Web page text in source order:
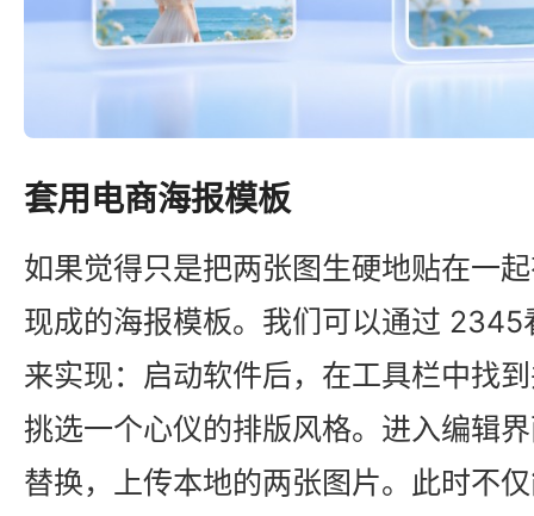
套用电商海报模板
如果觉得只是把两张图生硬地贴在一
现成的海报模板。我们可以通过 2345
来实现：启动软件后，在工具栏中找
挑选一个心仪的排版风格。进入编辑
替换，上传本地的两张图片。此时不